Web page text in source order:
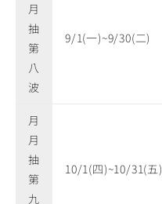
月
抽
第
八
波
9/1(一)~9/30(二)
月
月
抽
第
九
10/1(四)~10/31(五)